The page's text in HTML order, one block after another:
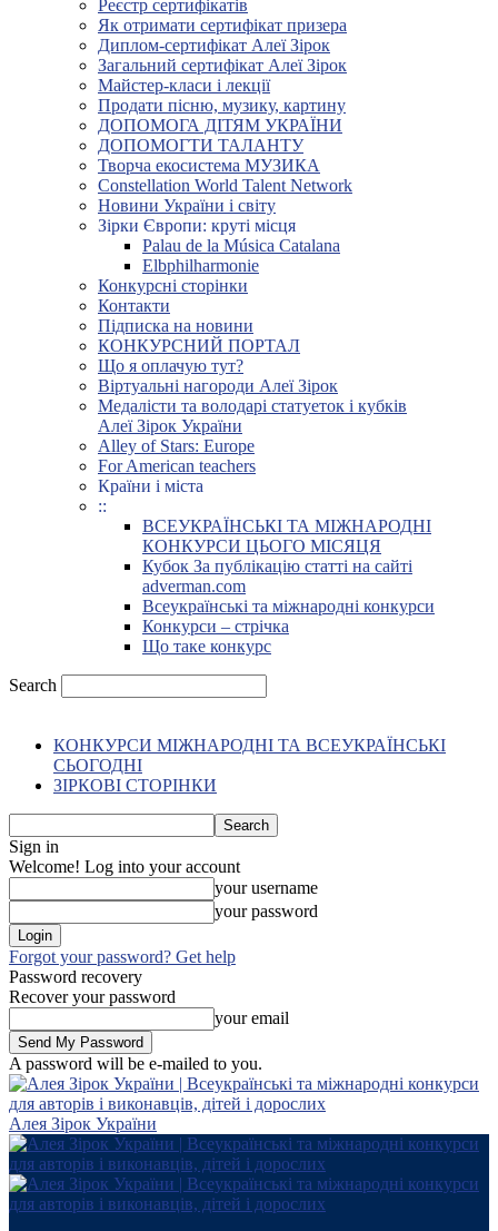
Реєстр сертифікатів
Як отримати сертифікат призера
Диплом-сертифікат Алеї Зірок
Загальний сертифікат Алеї Зірок
Майстер-класи і лекції
Продати пісню, музику, картину
ДОПОМОГА ДІТЯМ УКРАЇНИ
ДОПОМОГТИ ТАЛАНТУ
Творча екосистема МУЗИКА
Constellation World Talent Network
Новини України і світу
Зірки Європи: круті місця
Palau de la Música Catalana
Elbphilharmonie
Конкурсні сторінки
Контакти
Підписка на новини
КОНКУРСНИЙ ПОРТАЛ
Що я оплачую тут?
Віртуальні нагороди Алеї Зірок
Медалісти та володарі статуеток і кубків
Алеї Зірок України
Alley of Stars: Europe
For American teachers
Країни і міста
::
ВСЕУКРАЇНСЬКІ ТА МІЖНАРОДНІ
КОНКУРСИ ЦЬОГО МІСЯЦЯ
Кубок За публікацію статті на сайті
adverman.com
Всеукраїнські та міжнародні конкурси
Конкурси – стрічка
Що таке конкурс
Search
КОНКУРСИ МІЖНАРОДНІ ТА ВСЕУКРАЇНСЬКІ
СЬОГОДНІ
ЗІРКОВІ СТОРІНКИ
Sign in
Welcome! Log into your account
your username
your password
Forgot your password? Get help
Password recovery
Recover your password
your email
A password will be e-mailed to you.
Алея Зірок України